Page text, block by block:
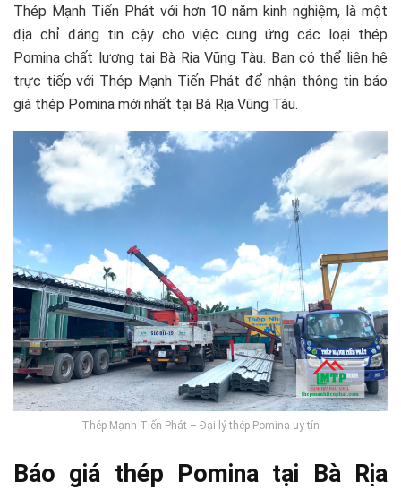
Thép Mạnh Tiến Phát với hơn 10 năm kinh nghiệm, là một
địa chỉ đáng tin cậy cho việc cung ứng các loại thép
Pomina chất lượng tại Bà Rịa Vũng Tàu. Bạn có thể liên hệ
trực tiếp với Thép Mạnh Tiến Phát để nhận thông tin báo
giá thép Pomina mới nhất tại Bà Rịa Vũng Tàu.
Thép Mạnh Tiến Phát – Đại lý thép Pomina uy tín
Báo giá thép Pomina tại Bà Rịa